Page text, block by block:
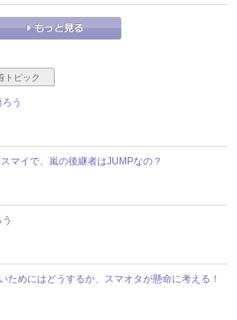
トピック
う
マイで、嵐の後継者はJUMPなの？
ためにはどうするか、スマオタが懸命に考える！